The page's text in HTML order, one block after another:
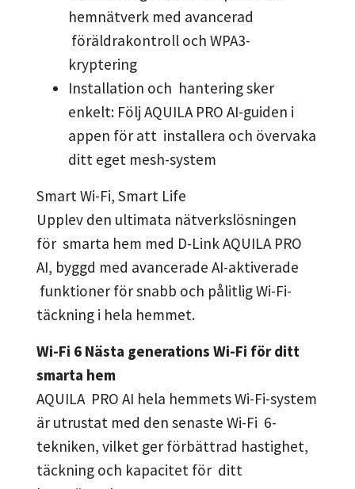
hemnätverk med avancerad
föräldrakontroll och WPA3-
kryptering
Installation och hantering sker
enkelt: Följ AQUILA PRO AI-guiden i
appen för att installera och övervaka
ditt eget mesh-system
Smart Wi-Fi, Smart Life
Upplev den ultimata nätverkslösningen
för smarta hem med D-Link AQUILA PRO
AI, byggd med avancerade AI-aktiverade
funktioner för snabb och pålitlig Wi-Fi-
täckning i hela hemmet.
Wi-Fi 6 Nästa generations Wi-Fi för ditt
smarta hem
AQUILA PRO AI hela hemmets Wi-Fi-system
är utrustat med den senaste Wi-Fi 6-
tekniken, vilket ger förbättrad hastighet,
täckning och kapacitet för ditt